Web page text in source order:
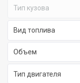
Тип кузова
Вид топлива
Объем
Тип двигателя